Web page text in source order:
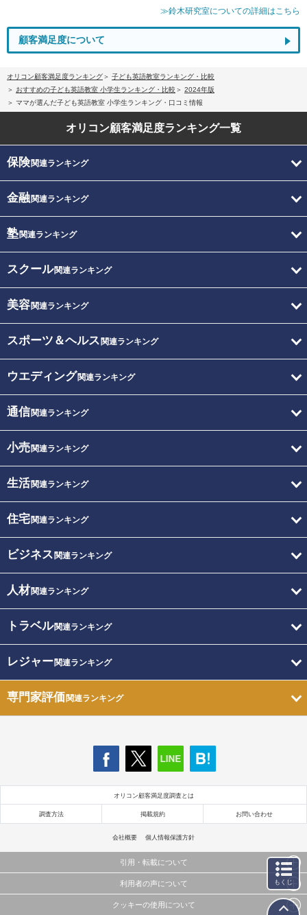
≫鈴木研究室についての詳細はこちら
顧客満足度について
オリコン顧客満足度ランキング
子ども英語教室ランキング・比較
おすすめの子ども英語教室 小学生ランキング・比較
2024年版
ママが選んだ子ども英語教室 小学生ランキング・口コミ情報
オリコン顧客満足度ランキング一覧
保険関連ランキング
金融関連ランキング
塾関連ランキング
スクール関連ランキング
美容関連ランキング
スポーツ＆ヘルス 関連ランキング
ウエディング関連ランキング
通信関連ランキング
小売関連ランキング
生活関連ランキング
住宅関連ランキング
ビジネス 関連ランキング
人材関連ランキング
トラベル関連ランキング
レジャー関連ランキング
専門家評価関連ランキング
オリコン顧客満足度調査とは
調査方法 掲載規約 お問い合わせ
会社概要 個人情報保護方針
引用・転載について
当サイトで公開されている情報（文字、写真、イラスト、画像データ等）及びこれらの配置・
これらの情報を権利者の許可なく無断転載・複製などの二次利用を行うことは固く禁じており
利用者の声について
当サイトに掲載している内容はすべてサービスの利用者が提出された見解・感想です。
クッキーの使用について
もくじ